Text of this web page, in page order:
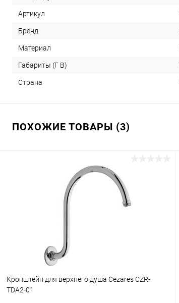
Артикул
Бренд
Материал
Габариты (Г В)
Страна
ПОХОЖИЕ ТОВАРЫ (3)
Кронштейн для верхнего душа Cezares CZR-
TDA2-01